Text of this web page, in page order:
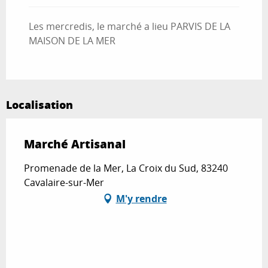
Dimanche 3 mai 2026
Lundi 25 mai 2026
Dimanche 31 mai 2026
Les mercredis, le marché a lieu PARVIS DE LA
MAISON DE LA MER
Localisation
Marché Artisanal
Promenade de la Mer, La Croix du Sud, 83240
Cavalaire-sur-Mer
M'y rendre